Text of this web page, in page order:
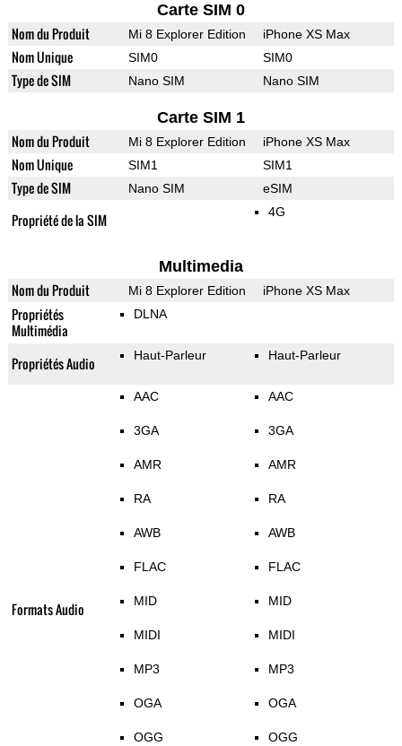
Carte SIM 0
Nom du Produit Mi 8 Explorer Edition iPhone XS Max
Nom Unique SIM0 SIM0
Type de SIM Nano SIM Nano SIM
Carte SIM 1
Nom du Produit Mi 8 Explorer Edition iPhone XS Max
Nom Unique SIM1 SIM1
Type de SIM Nano SIM eSIM
Propriété de la SIM 4G
Multimedia
Nom du Produit Mi 8 Explorer Edition iPhone XS Max
Propriétés
Multimédia
DLNA
Propriétés Audio Haut-Parleur Haut-Parleur
Formats Audio
AAC
3GA
AMR
RA
AWB
FLAC
MID
MIDI
MP3
OGA
OGG
AAC
3GA
AMR
RA
AWB
FLAC
MID
MIDI
MP3
OGA
OGG